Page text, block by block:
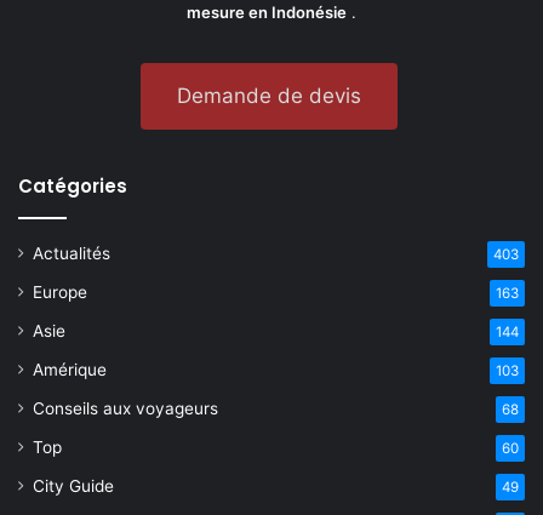
mesure en Indonésie .
Demande de devis
Catégories
Actualités 403
Europe 163
Asie 144
Amérique 103
Conseils aux voyageurs 68
Top 60
City Guide 49